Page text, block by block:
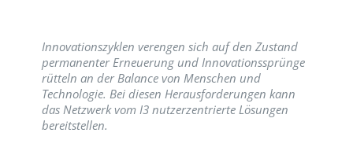
Innovationszyklen verengen sich auf den Zustand
permanenter Erneuerung und Innovationssprünge
rütteln an der Balance von Menschen und
Technologie. Bei diesen Herausforderungen kann
das Netzwerk vom I3 nutzerzentrierte Lösungen
bereitstellen.